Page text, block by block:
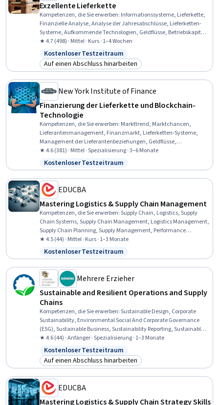
Exzellente Lieferkette
Kompetenzen, die Sie erwerben: Informationssysteme, Lieferkette,
Finanzielle Analyse, Analyse der Jahresabschlüsse, Lieferketten-
Systeme, Aufkommende Technologien, Geldflüsse, Betriebskapital,
Management der Lieferkette, Logistik-Management,
Finanzberichte, Logistik, Geschäftliche Metriken, Business-
Technologien
★ 4.7 (498) · Mittel · Kurs · 1–4 Wochen
Status: Kostenloser Testzeitraum
Kostenloser Testzeitraum
Kategorie: Auf einen Abschluss hinarbeiten
Auf einen Abschluss hinarbeiten
New York Institute of Finance
Finanzierung der Lieferkette und Blockchain-
Technologie
Kompetenzen, die Sie erwerben: Markttrend, Marktchancen,
Lieferantenmanagement, Finanzmarkt, Lieferketten-Systeme,
Management der Lieferantenbeziehungen, Geldflüsse,
Transaktionsverarbeitung, Blockchain, Betriebskapital, Marktanteil,
Risikomanagement für Lieferanten, Kreditorenbuchhaltung,
Management der Lieferkette, Prospektion und Qualifizierung,
FinTech, Kassenführung, Geschäftliche Metriken, Kundenanalyse,
Beschaffung
★ 4.6 (381) · Mittel · Spezialisierung · 3–6 Monate
Status: Kostenloser Testzeitraum
Kostenloser Testzeitraum
EDUCBA
Mastering Logistics & Supply Chain Management
Kompetenzen, die Sie erwerben:Supply Chain, Logistics, Supply
Chain Systems, Supply Chain Management, Logistics Management,
Supply Chain Planning, Supply Management, Performance
Measurement, Transportation Management, Transportation
Operations, Operational Efficiency, Operations Management,
Inventory and Warehousing, Supplier Management, Business
Operations, Operations, Sustainable Business, Inventory
Management, Risk Management, Customer Relationship
Management (CRM) Software
★ 4.5 (44) · Mittel · Kurs · 1–3 Monate
Status: Kostenloser Testzeitraum
Kostenloser Testzeitraum
Mehrere Erzieher
Sustainable and Resilient Operations and Supply
Chains
Kompetenzen, die Sie erwerben:Sustainable Design, Corporate
Sustainability, Environmental Social And Corporate Governance
(ESG), Sustainable Business, Sustainability Reporting, Sustainable
Technologies, Sustainable Development, Supply Management,
Sustainability Standards, Business Ethics, Sustainable Systems,
Operations Management, Supply Chain Management, Supply Chain
Planning, Supply Chain, Manufacturing Operations, Strategic
★ 4.6 (44) · Anfänger · Spezialisierung · 1–3 Monate
Status: Kostenloser Testzeitraum
Kostenloser Testzeitraum
Kategorie: Auf einen Abschluss hinarbeiten
Auf einen Abschluss hinarbeiten
EDUCBA
Mastering Logistics & Supply Chain Strategy Skills